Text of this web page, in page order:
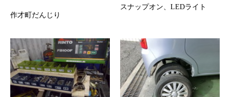
作才町だんじり
スナップオン、LEDライト